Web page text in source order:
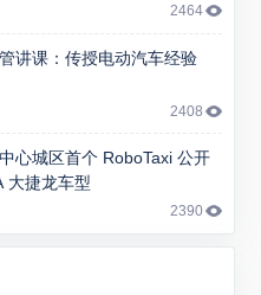
2464
讲课：传授电动汽车经验
2408
心城区首个 RoboTaxi 公开
大捷龙车型
2390